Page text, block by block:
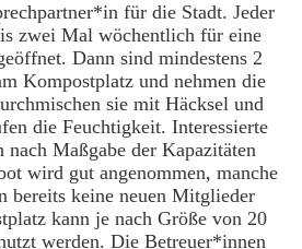
für die Stadt. Jeder
zwei Mal wöchentlich für eine
Dann sind mindestens 2
Kompostplatz und nehmen die
sie mit Häcksel und
die Feuchtigkeit. Interessierte
Maßgabe der Kapazitäten
wird gut angenommen, manche
bereits keine neuen Mitglieder
kann je nach Größe von 20
werden. Die Betreuer*innen